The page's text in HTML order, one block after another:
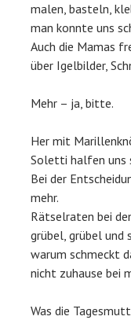
malen, basteln,
man konnte uns
Auch die Mamas
über Igelbilder,
Mehr – ja, bitte.
Her mit
Soletti halfen uns
Bei der
mehr.
Rätselraten bei
grübel, grübel und
warum schmeckt
nicht zuhause bei
Was die